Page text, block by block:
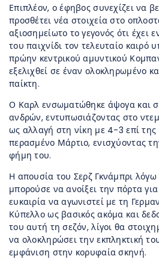
Επιπλέον, ο έφηβος συνεχίζει να
προσθέτει νέα στοιχεία στο
αξιοσημείωτο το γεγονός ότι έχει
του παιχνίδι τον τελευταίο καιρό
πρώην κεντρικού αμυντικού
εξελιχθεί σε έναν ολοκληρωμένο
παίκτη.
Ο Καρλ ενσωματώθηκε άψογα και
ανδρών, εντυπωσιάζοντας στο
ως αλλαγή στη νίκη με 4-3 επί της
περασμένο Μάρτιο, ενισχύοντας
φήμη του.
Η απουσία του Σερζ Γκνάμπρι
μπορούσε να ανοίξει την πόρτα
ευκαιρία να αγωνιστεί με τη
Κύπελλο ως βασικός ακόμα και
του αυτή τη σεζόν, λίγοι θα
να ολοκληρώσει την εκπληκτική
εμφάνιση στην κορυφαία σκηνή.